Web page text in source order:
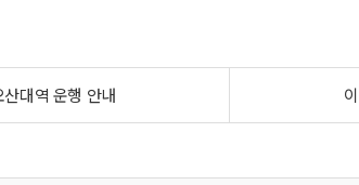
산대역 운행 안내